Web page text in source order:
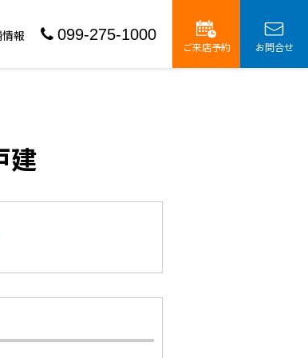
報 099-275-1000
ご来店予約 お問合せ
建